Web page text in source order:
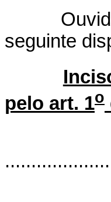
Ouvido,
seguinte
pelo art. 1o